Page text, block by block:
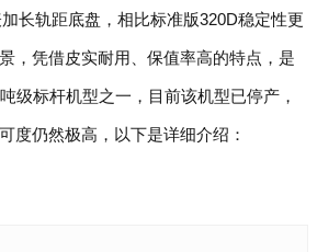
加长轨距底盘，相比标准版320D稳定性更
，凭借皮实耐用、保值率高的特点，是
级标杆机型之一，目前该机型已停产，
度仍然极高，以下是详细介绍：